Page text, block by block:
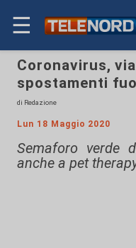
☰
Coronavirus,
spostamenti
di Redazione
Lun 18 Maggio 2020
Semaforo verde
anche a pet